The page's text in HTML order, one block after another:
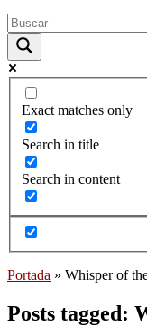
Exact matches only
Search in title
Search in content
Portada » Whisper of
Posts tagged: